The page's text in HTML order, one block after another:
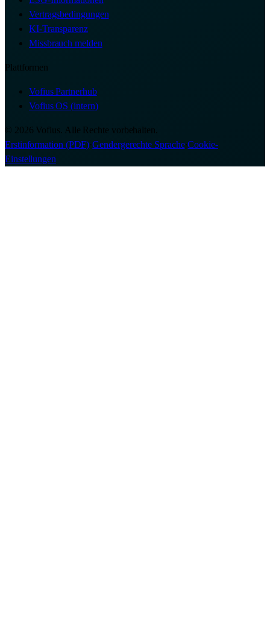
Vertragsbedingungen
KI-Transparenz
Missbrauch melden
Plattformen
Vofius Partnerhub
Vofius OS (intern)
© 2026 Vofius. Alle Rechte vorbehalten.
Erstinformation (PDF)·Gendergerechte Sprache·Cookie-
Einstellungen